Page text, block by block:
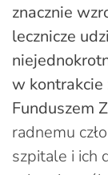
znacznie
lecznicze
w
Funduszem
radnemu
szpitale i ich